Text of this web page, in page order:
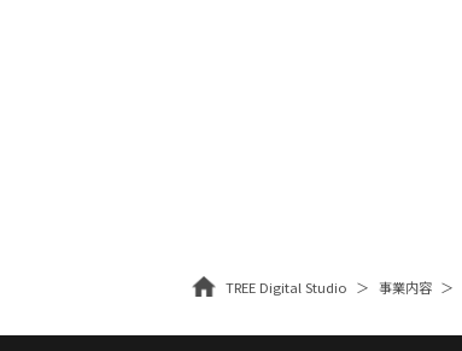
TREE Digital Studio 事業内容